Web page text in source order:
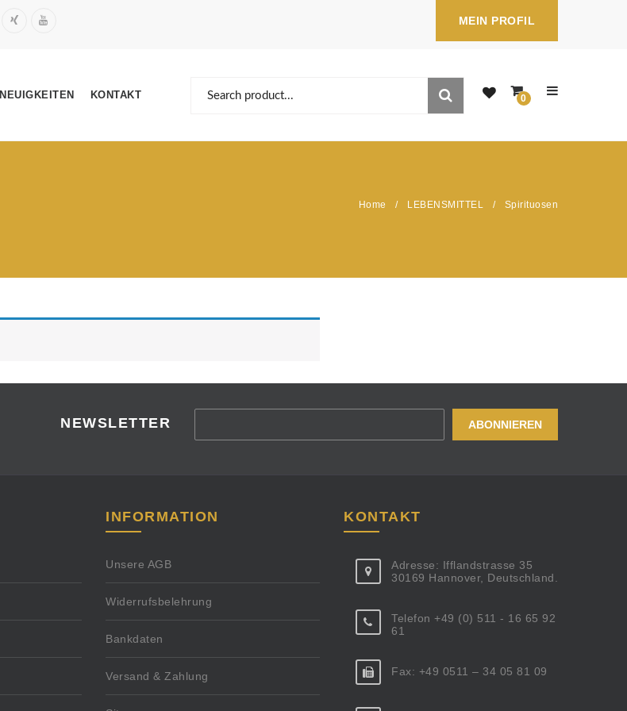
MEIN PROFIL
NEUIGKEITEN KONTAKT 0
Home / LEBENSMITTEL / Spirituosen
NEWSLETTER
INFORMATION
Unsere AGB
Widerrufsbelehrung
Bankdaten
Versand & Zahlung
KONTAKT
Adresse: Ifflandstrasse 35
30169 Hannover, Deutschland.
Telefon +49 (0) 511 - 16 65 92
61
Fax: +49 0511 – 34 05 81 09